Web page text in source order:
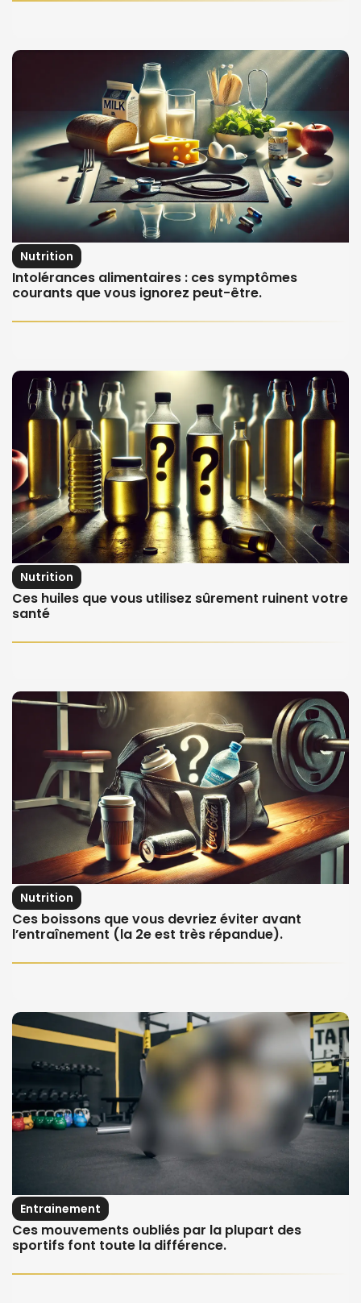
Nutrition
Intolérances alimentaires : ces symptômes
courants que vous ignorez peut-être.
Nutrition
Ces huiles que vous utilisez sûrement ruinent votre
santé
Nutrition
Ces boissons que vous devriez éviter avant
l’entraînement (la 2e est très répandue).
Entrainement
Ces mouvements oubliés par la plupart des
sportifs font toute la différence.